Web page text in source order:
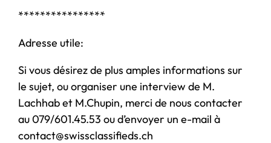
****************
Adresse utile:
Si vous désirez de plus amples informations sur
le sujet, ou organiser une interview de M.
Lachhab et M.Chupin, merci de nous contacter
au 079/601.45.53 ou d’envoyer un e-mail à
contact@swissclassifieds.ch